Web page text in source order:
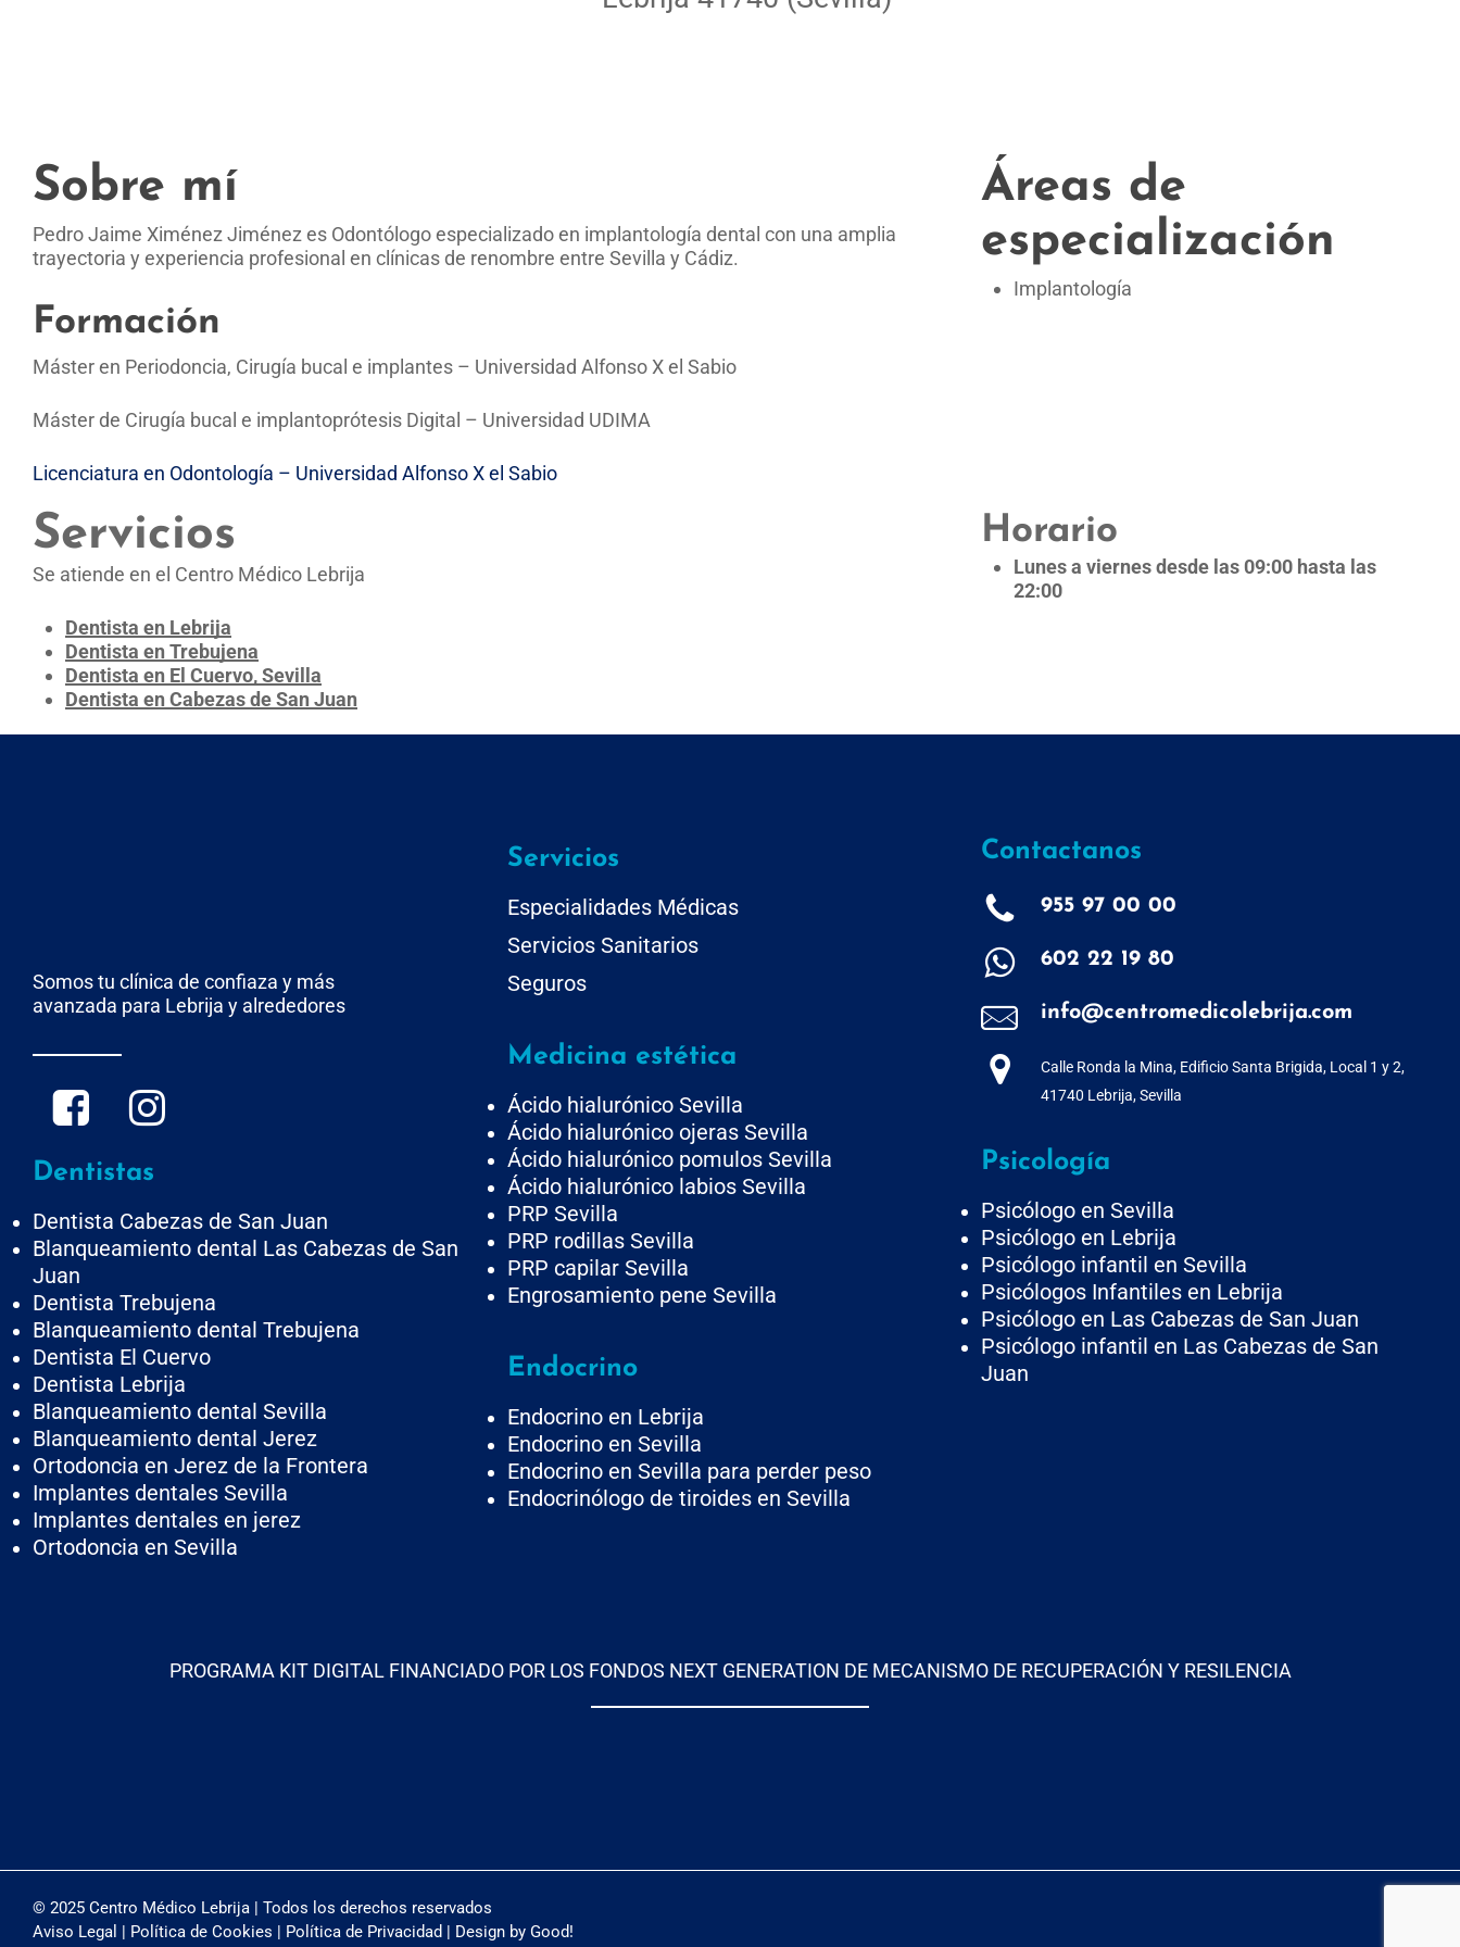
Sobre mí
Pedro Jaime Ximénez Jiménez es Odontólogo especializado en implantología dental con una amplia
trayectoria y experiencia profesional en clínicas de renombre entre Sevilla y Cádiz.
Formación
Máster en Periodoncia, Cirugía bucal e implantes – Universidad Alfonso X el Sabio
Máster de Cirugía bucal e implantoprótesis Digital – Universidad UDIMA
Licenciatura en Odontología – Universidad Alfonso X el Sabio
Áreas de
especialización
Implantología
Servicios
Se atiende en el Centro Médico Lebrija
Dentista en Lebrija
Dentista en Trebujena
Dentista en El Cuervo, Sevilla
Dentista en Cabezas de San Juan
Horario
Lunes a viernes desde las 09:00 hasta las
22:00
Somos tu clínica de confiaza y más
avanzada para Lebrija y alrededores
Dentistas
Dentista Cabezas de San Juan
Blanqueamiento dental Las Cabezas de San
Juan
Dentista Trebujena
Blanqueamiento dental Trebujena
Dentista El Cuervo
Dentista Lebrija
Blanqueamiento dental Sevilla
Blanqueamiento dental Jerez
Ortodoncia en Jerez de la Frontera
Implantes dentales Sevilla
Implantes dentales en jerez
Ortodoncia en Sevilla
Servicios
Especialidades Médicas
Servicios Sanitarios
Seguros
Medicina estética
Ácido hialurónico Sevilla
Ácido hialurónico ojeras Sevilla
Ácido hialurónico pomulos Sevilla
Ácido hialurónico labios Sevilla
PRP Sevilla
PRP rodillas Sevilla
PRP capilar Sevilla
Engrosamiento pene Sevilla
Endocrino
Endocrino en Lebrija
Endocrino en Sevilla
Endocrino en Sevilla para perder peso
Endocrinólogo de tiroides en Sevilla
Contactanos
955 97 00 00
602 22 19 80
info@centromedicolebrija.com
Calle Ronda la Mina, Edificio Santa Brigida, Local 1 y 2,
41740 Lebrija, Sevilla
Psicología
Psicólogo en Sevilla
Psicólogo en Lebrija
Psicólogo infantil en Sevilla
Psicólogos Infantiles en Lebrija
Psicólogo en Las Cabezas de San Juan
Psicólogo infantil en Las Cabezas de San
Juan
PROGRAMA KIT DIGITAL FINANCIADO POR LOS FONDOS NEXT GENERATION DE MECANISMO DE RECUPERACIÓN Y RESILENCIA
© 2025 Centro Médico Lebrija | Todos los derechos reservados
Aviso Legal | Política de Cookies | Política de Privacidad | Design by Good!